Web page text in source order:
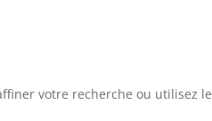
votre recherche ou utilisez